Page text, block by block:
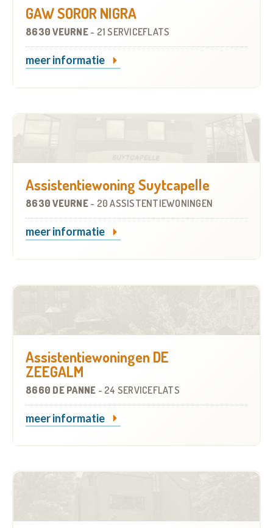
GAW SOROR NIGRA
8630 VEURNE - 21 SERVICEFLATS
meer informatie
Assistentiewoning Suytcapelle
8630 VEURNE - 20 ASSISTENTIEWONINGEN
meer informatie
Assistentiewoningen DE
ZEEGALM
8660 DE PANNE - 24 SERVICEFLATS
meer informatie